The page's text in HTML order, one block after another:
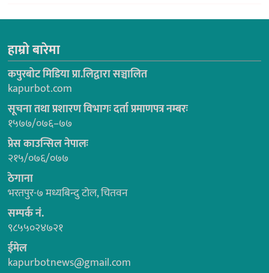
हाम्रो बारेमा
कपुरबोट मिडिया प्रा.लिद्वारा सञ्चालित
kapurbot.com
सूचना तथा प्रशारण विभागः दर्ता प्रमाणपत्र नम्बरः
१५७७/०७६–७७
प्रेस काउन्सिल नेपालः
२१५/०७६/०७७
ठेगाना
भरतपुर-७ मध्यबिन्दु टोल, चितवन
सम्पर्क नं.
९८५५०२४७२१
ईमेल
kapurbotnews@gmail.com